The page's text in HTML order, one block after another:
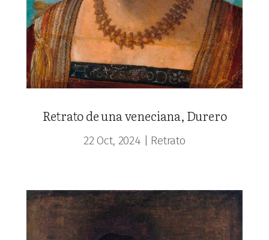
Retrato de una veneciana, Durero
22 Oct, 2024| Retrato